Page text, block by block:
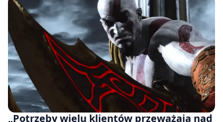
„Potrzeby wielu klientów przeważają nad